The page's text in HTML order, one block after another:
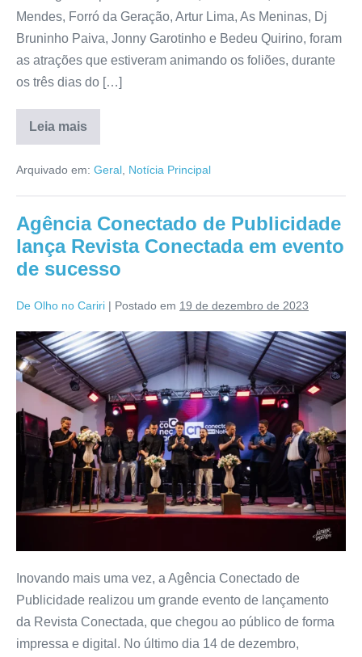
Mendes, Forró da Geração, Artur Lima, As Meninas, Dj
Bruninho Paiva, Jonny Garotinho e Bedeu Quirino, foram
as atrações que estiveram animando os foliões, durante
os três dias do […]
Leia mais
Arquivado em: Geral Notícia Principal
Agência Conectado de Publicidade
lança Revista Conectada em evento
de sucesso
De Olho no Cariri | Postado em 19 de dezembro de 2023
Inovando mais uma vez, a Agência Conectado de
Publicidade realizou um grande evento de lançamento
da Revista Conectada, que chegou ao público de forma
impressa e digital. No último dia 14 de dezembro,